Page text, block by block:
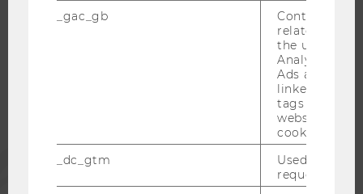
WU COMMUNITY
PRESSE
_gac_gb
Contains
related
the user. If
Analytics and
Ads accounts
linked, the
tags on the
website read
cookie.
_dc_gtm
Used to
request rate.